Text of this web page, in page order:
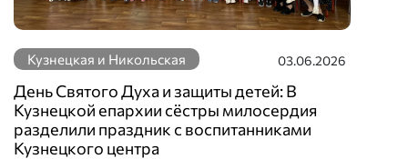
Кузнецкая и Никольская 03.06.2026
День Святого Духа и защиты детей: В
Кузнецкой епархии сёстры милосердия
разделили праздник с воспитанниками
Кузнецкого центра